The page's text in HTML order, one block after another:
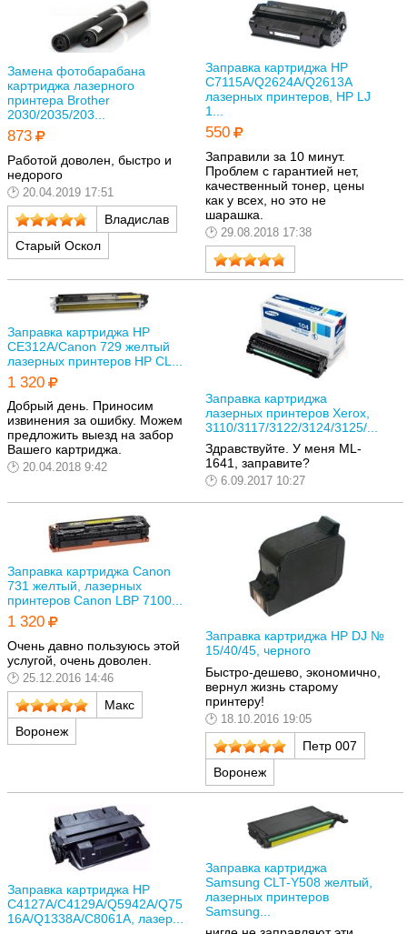
Замена фотобарабана
картриджа лазерного
принтера Brother
2030/2035/203...
873
Работой доволен, быстро и
недорого
20.04.2019 17:51
Владислав
Старый Оскол
Заправка картриджа HP
C7115A/Q2624A/Q2613A
лазерных принтеров, HP LJ
1...
550
Заправили за 10 минут.
Проблем с гарантией нет,
качественный тонер, цены
как у всех, но это не
шарашка.
29.08.2018 17:38
Заправка картриджа HP
CE312A/Canon 729 желтый
лазерных принтеров HP CL...
1 320
Добрый день. Приносим
извинения за ошибку. Можем
предложить выезд на забор
Вашего картриджа.
20.04.2018 9:42
Заправка картриджа
лазерных принтеров Xerox,
3110/3117/3122/3124/3125/...
Здравствуйте. У меня ML-
1641, заправите?
6.09.2017 10:27
Заправка картриджа Canon
731 желтый, лазерных
принтеров Canon LBP 7100...
1 320
Очень давно пользуюсь этой
услугой, очень доволен.
25.12.2016 14:46
Макс
Воронеж
Заправка картриджа HP DJ №
15/40/45, черного
Быстро-дешево, экономично,
вернул жизнь старому
принтеру!
18.10.2016 19:05
Петр 007
Воронеж
Заправка картриджа HP
C4127A/C4129A/Q5942A/Q75
16A/Q1338A/C8061A, лазер...
Заправка картриджа
Samsung CLT-Y508 желтый,
лазерных принтеров
Samsung...